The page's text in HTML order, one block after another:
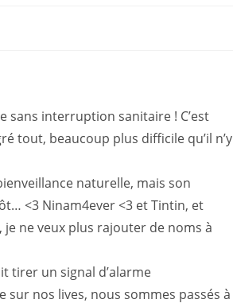
sans interruption sanitaire ! C’est
tout, beaucoup plus difficile qu’il n’y
naturelle, mais son
<3 Ninam4ever <3 et Tintin, et
ne veux plus rajouter de noms à
tirer un signal d’alarme
nos lives, nous sommes passés à